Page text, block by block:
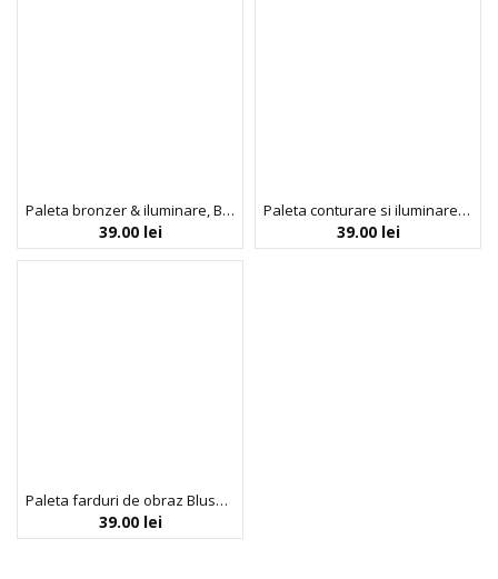
Paleta bronzer & iluminare, Bronze & Glow, 6 nuante, Profusion Cosmetics, 15.6 g
39.00 lei
Paleta conturare si iluminare Highlight & Contour I, Profusion Cosmetics, 6 nuante, 16 g
39.00 lei
Paleta farduri de obraz Blush I, 6 nuante, Profusion Cosmetics, 16 g
39.00 lei